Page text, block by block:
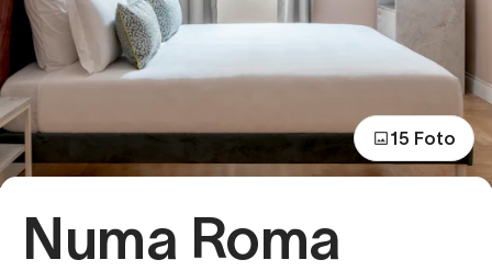
15 Foto
Numa Roma